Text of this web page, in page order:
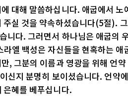
대해 말씀하십니다. 애굽에서
실 것을 약속하셨습니다(5절).
니다. 그러면서 하나님은 애굽의
엘 백성은 자신들을 현혹하는
, 그분의 이름과 영광을 위해 언
신지 분명히 보이셨습니다. 언약
혜를 베푸십니다.